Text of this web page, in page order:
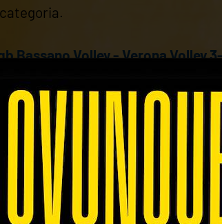
Bassano Volley - Verona Volley
dall'ultima gara ufficiale, sono
gara. Le battute molto
del match, lasciando agli
Volley - New Volley
contro una squadra bene
lo spunto giusto per